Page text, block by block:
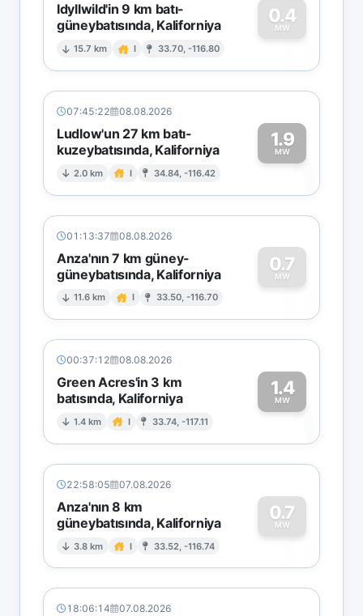
Idyllwild'in 9 km batı-
güneybatısında, Kaliforniya
15.7 km I 33.70, -116.80
0.4
MW
0
07:45:22 08.08.2026
Ludlow'un 27 km batı-
kuzeybatısında, Kaliforniya
2.0 km I 34.84, -116.42
1.9
MW1
01:13:37 08.08.2026
Anza'nın 7 km güney-
güneybatısında, Kaliforniya
11.6 km I 33.50, -116.70
0.7
MW
0
00:37:12 08.08.2026
Green Acres'in 3 km
batısında, Kaliforniya
1.4 km I 33.74, -117.11
1.4
MW1
22:58:05 07.08.2026
Anza'nın 8 km
güneybatısında, Kaliforniya
3.8 km I 33.52, -116.74
0.7
MW
0
18:06:14 07.08.2026